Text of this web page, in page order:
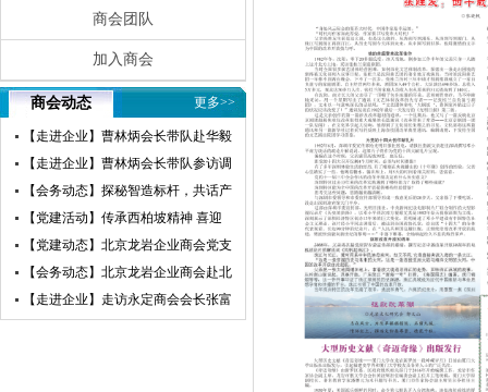
商会团队
加入商会
商会动态 更多>>
【走进企业】曹林炳会长带队赴华毅
瀛飞开展参访交流活动
【走进企业】曹林炳会长带队参访调
研赛微电子
【会务动态】探秘智造标杆，共话产
业未来——北京龙岩企业商会走进小
米汽车超级工厂参访交流
【党建活动】传承西柏坡精神 喜迎
建党105周年——北京龙岩企业商会
党支部赴西柏坡开展红色教育主题党
日活动
【党建动态】北京龙岩企业商会党支
部荣获“先进基层党组织”荣誉称号
【会务动态】北京龙岩企业商会赴北
京莆田企业商会开展交流互鉴活动
【走进企业】走访永定商会会长张富